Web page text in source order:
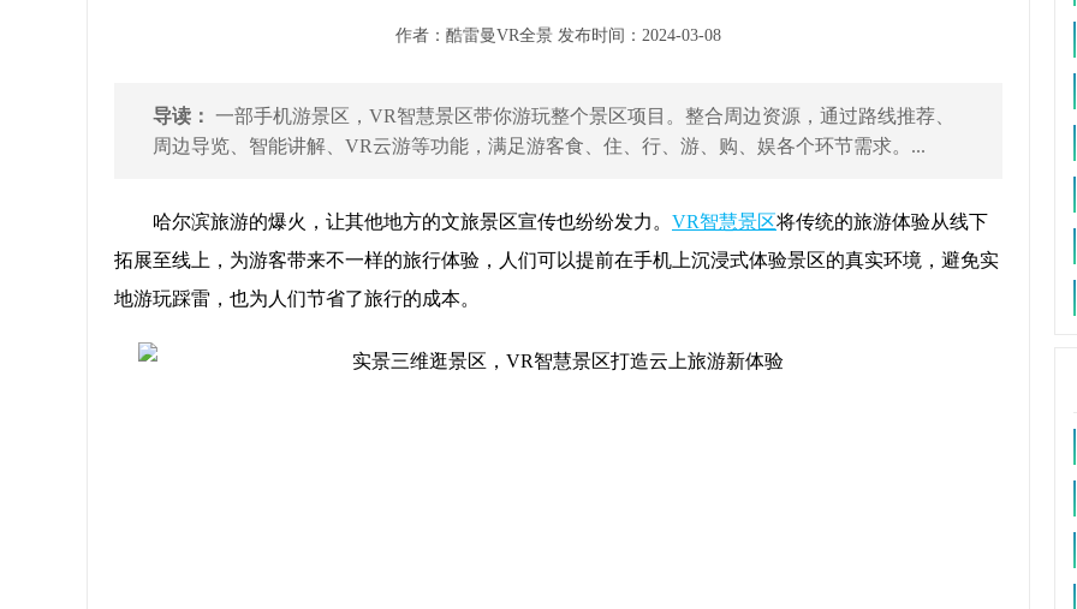
作者：酷雷曼VR全景 发布时间：2024-03-08
导读： 一部手机游景区，VR智慧景区带你游玩整个景区项目。整合周边资源，通过路线推荐、
周边导览、智能讲解、VR云游等功能，满足游客食、住、行、游、购、娱各个环节需求。...
哈尔滨旅游的爆火，让其他地方的文旅景区宣传也纷纷发力。 VR智慧景区将传统的旅游体验从线下
拓展至线上，为游客带来不一样的旅行体验，人们可以提前在手机上沉浸式体验景区的真实环境，避免实
地游玩踩雷，也为人们节省了旅行的成本。